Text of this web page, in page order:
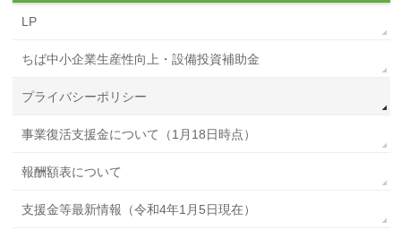
LP
ちば中小企業生産性向上・設備投資補助金
プライバシーポリシー
事業復活支援金について（1月18日時点）
報酬額表について
支援金等最新情報（令和4年1月5日現在）